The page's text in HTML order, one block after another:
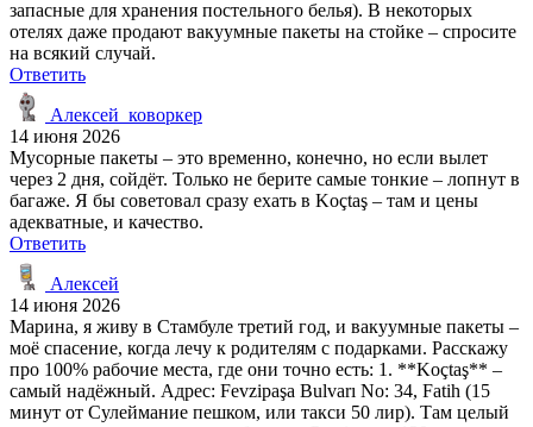
запасные для хранения постельного белья). В некоторых
отелях даже продают вакуумные пакеты на стойке – спросите
на всякий случай.
Ответить
Алексей_коворкер
14 июня 2026
Мусорные пакеты – это временно, конечно, но если вылет
через 2 дня, сойдёт. Только не берите самые тонкие – лопнут в
багаже. Я бы советовал сразу ехать в Koçtaş – там и цены
адекватные, и качество.
Ответить
Алексей
14 июня 2026
Марина, я живу в Стамбуле третий год, и вакуумные пакеты –
моё спасение, когда лечу к родителям с подарками. Расскажу
про 100% рабочие места, где они точно есть: 1. **Koçtaş** –
самый надёжный. Адрес: Fevzipaşa Bulvarı No: 34, Fatih (15
минут от Сулеймание пешком, или такси 50 лир). Там целый